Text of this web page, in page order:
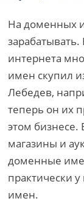
На доменных
интернета
имен скупил
Лебедев,
теперь он их
этом бизнесе.
магазины и
доменные
практически
имен.